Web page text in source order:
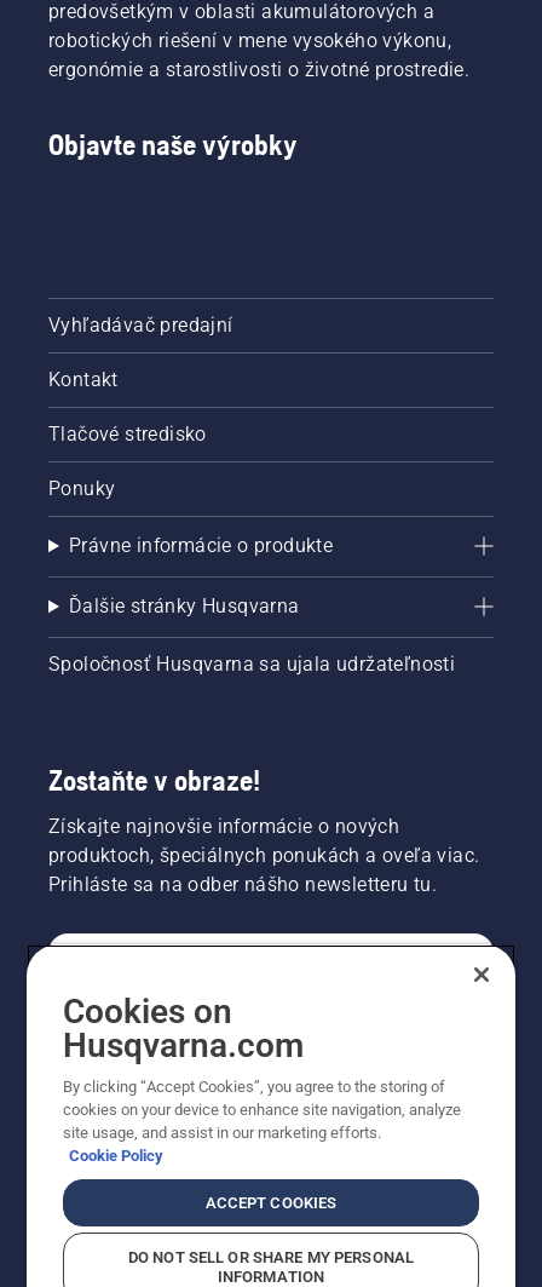
predovšetkým v oblasti akumulátorových a
robotických riešení v mene vysokého výkonu,
ergonómie a starostlivosti o životné prostredie.
Objavte naše výrobky
Vyhľadávač predajní
Kontakt
Tlačové stredisko
Ponuky
Právne informácie o produkte
Ďalšie stránky Husqvarna
Spoločnosť Husqvarna sa ujala udržateľnosti
Zostaňte v obraze!
Získajte najnovšie informácie o nových
produktoch, špeciálnych ponukách a oveľa viac.
Prihláste sa na odber nášho newsletteru tu.
PROFESIONÁLNE
Cookies on
Husqvarna.com
By clicking “Accept Cookies”, you agree to the storing of
cookies on your device to enhance site navigation, analyze
site usage, and assist in our marketing efforts.
Cookie Policy
ACCEPT COOKIES
DO NOT SELL OR SHARE MY PERSONAL
INFORMATION